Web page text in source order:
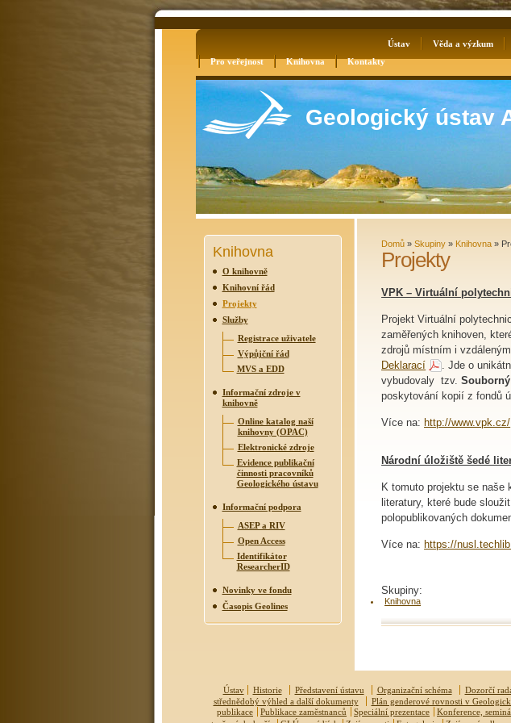
Ústav Věda a výzkum
Pro veřejnost
Knihovna Kontakty
Geologický ústav
Knihovna
O knihovně
Knihovní řád
Projekty
Služby
Registrace uživatele
Výpůjční řád
MVS a EDD
Informační zdroje v
knihovně
Online katalog naší
knihovny (OPAC)
Elektronické zdroje
Evidence publikační
činnosti pracovníků
Geologického ústavu
Informační podpora
ASEP a RIV
Open Access
Identifikátor
ResearcherID
Novinky ve fondu
Časopis Geolines
Domů »Skupiny » Knihovna »
Projekty
VPK – Virtuální
Projekt Virtuální
zaměřených knihoven,
zdrojů místním i
Deklarací
. Jde o
vybudovaly tzv.
poskytování kopií z fondů
Více na: http://www.vpk.cz/
Národní úložiště šedé
K tomuto projektu se naše
literatury, které bude
polopublikovaných
Více na: https://
Skupiny:
Knihovna
Ústav Historie Představení ústavu Organizační schéma Dozorčí
střednědobý výhled a další dokumenty
Plán genderové rovnosti v
publikace
Publikace zaměstnanců Speciální prezentace Konference,